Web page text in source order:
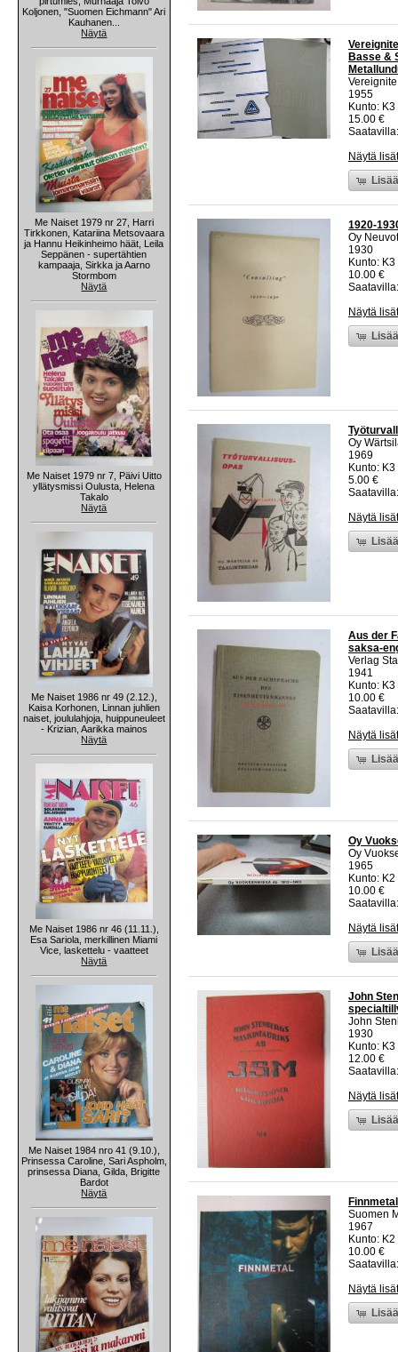
Koljonen, "Suomen Eichmann" Ari
Kauhanen...
Näytä
Me Naiset 1979 nr 27, Harri
Tirkkonen, Katariina Metsovaara
ja Hannu Heikinheimo häät, Leila
Seppänen - supertähtien
kampaaja, Sirkka ja Aarno
Stormbom
Näytä
Me Naiset 1979 nr 7, Päivi Uitto
yllätysmissi Oulusta, Helena
Takalo
Näytä
Me Naiset 1986 nr 49 (2.12.),
Kaisa Korhonen, Linnan juhlien
naiset, joululahjoja, huippuneuleet
- Krizian, Aarikka mainos
Näytä
Me Naiset 1986 nr 46 (11.11.),
Esa Sariola, merkillinen Miami
Vice, laskettelu - vaatteet
Näytä
Me Naiset 1984 nro 41 (9.10.),
Prinsessa Caroline, Sari Aspholm,
prinsessa Diana, Gilda, Brigitte
Bardot
Näytä
Basse &
1955
Kunto:
15.00 €
Näytä
1920-
Oy
1930
Kunto:
10.00 €
Näytä
Oy
1969
Kunto:
5.00 €
Näytä
Aus der
saksa-
Verlag
1941
Kunto:
10.00 €
Näytä
Oy
Oy
1965
Kunto:
10.00 €
Näytä
John
John
1930
Kunto:
12.00 €
Näytä
Suomen
1967
Kunto:
10.00 €
Näytä